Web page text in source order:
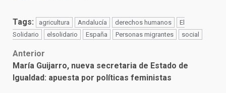
Tags: agricultura Andalucía derechos humanos
El
Solidario
elsolidario España Personas migrantes social
Post
navigation
Anterior
María Guijarro, nueva secretaria de Estado de
Igualdad: apuesta por políticas feministas